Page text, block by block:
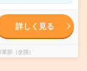
詳しく見る
部（全国）